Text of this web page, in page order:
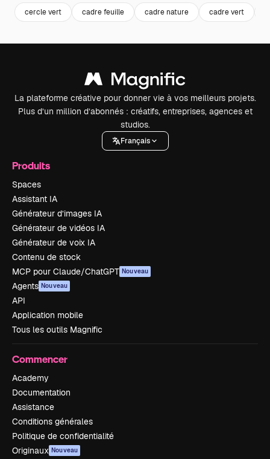
cercle vert cadre feuille cadre nature cadre vert
La plateforme créative pour donner vie à vos meilleurs projets.
Plus d’un million d’abonnés : créatifs, entreprises, agences et
studios.
Français
Produits
Spaces
Assistant IA
Générateur d’images IA
Générateur de vidéos IA
Générateur de voix IA
Contenu de stock
MCP pour Claude/ChatGPT Nouveau
Agents Nouveau
API
Application mobile
Tous les outils Magnific
Commencer
Academy
Documentation
Assistance
Conditions générales
Politique de confidentialité
Originaux Nouveau